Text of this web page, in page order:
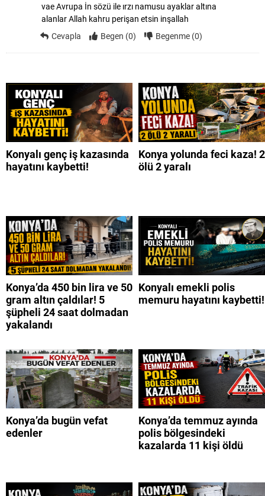
vae Avrupa İn sözü ile ırzı namusu ayaklar altına
alanlar Allah kahru perişan etsin inşallah
Cevapla
Begen (0) Begenme (0)
Konyalı genç iş kazasında
hayatını kaybetti!
Konya yolunda feci kaza! 2
ölü 2 yaralı
Konya’da 450 bin lira ve 50
gram altın çaldılar! 5
şüpheli 24 saat dolmadan
yakalandı
Konyalı emekli polis
memuru hayatını kaybetti!
Konya’da bugün vefat
edenler
Konya’da temmuz ayında
polis bölgesindeki
kazalarda 11 kişi öldü